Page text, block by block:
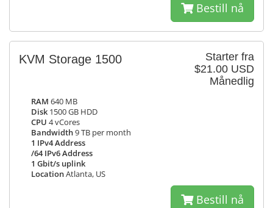
Bestill nå
Starter fra
$21.00 USD
Månedlig
KVM Storage 1500
RAM 640 MB
Disk 1500 GB HDD
CPU 4 vCores
Bandwidth9 TB per month
1 IPv4 Address
/64 IPv6 Address
1 Gbit/s uplink
LocationAtlanta, US
Bestill nå